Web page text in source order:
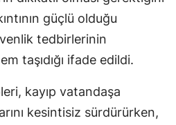
güçlü olduğu
tedbirlerinin
taşıdığı ifade edildi.
kayıp vatandaşa
kesintisiz sürdürürken,